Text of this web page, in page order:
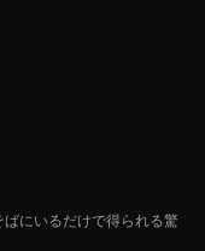
にいるだけで得られる驚